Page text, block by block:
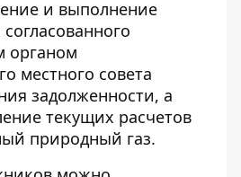
и выполнение
органом
местного совета
задолженности, а
текущих расчетов
природный газ.